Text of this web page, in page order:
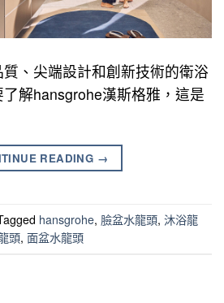
、尖端設計和創新技術的衛浴
解hansgrohe漢斯格雅，這是
READING →
hansgrohe, 臉盆水龍頭, 沐浴龍
頭, 面盆水龍頭